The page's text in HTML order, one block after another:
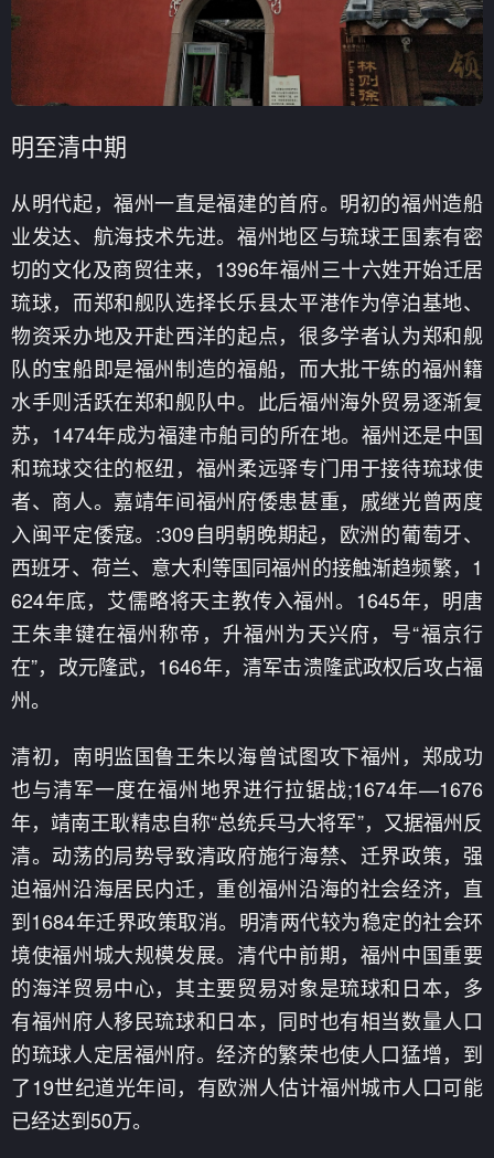
明至清中期
从明代起，福州一直是福建的首府。明初的福州造船
业发达、航海技术先进。福州地区与琉球王国素有密
切的文化及商贸往来，1396年福州三十六姓开始迁居
琉球，而郑和舰队选择长乐县太平港作为停泊基地、
物资采办地及开赴西洋的起点，很多学者认为郑和舰
队的宝船即是福州制造的福船，而大批干练的福州籍
水手则活跃在郑和舰队中。此后福州海外贸易逐渐复
苏，1474年成为福建市舶司的所在地。福州还是中国
和琉球交往的枢纽，福州柔远驿专门用于接待琉球使
者、商人。嘉靖年间福州府倭患甚重，戚继光曾两度
入闽平定倭寇。:309自明朝晚期起，欧洲的葡萄牙、
西班牙、荷兰、意大利等国同福州的接触渐趋频繁，1
624年底，艾儒略将天主教传入福州。1645年，明唐
王朱聿键在福州称帝，升福州为天兴府，号“福京行
在”，改元隆武，1646年，清军击溃隆武政权后攻占福
州。
清初，南明监国鲁王朱以海曾试图攻下福州，郑成功
也与清军一度在福州地界进行拉锯战;1674年—1676
年，靖南王耿精忠自称“总统兵马大将军”，又据福州反
清。动荡的局势导致清政府施行海禁、迁界政策，强
迫福州沿海居民内迁，重创福州沿海的社会经济，直
到1684年迁界政策取消。明清两代较为稳定的社会环
境使福州城大规模发展。清代中前期，福州中国重要
的海洋贸易中心，其主要贸易对象是琉球和日本，多
有福州府人移民琉球和日本，同时也有相当数量人口
的琉球人定居福州府。经济的繁荣也使人口猛增，到
了19世纪道光年间，有欧洲人估计福州城市人口可能
已经达到50万。